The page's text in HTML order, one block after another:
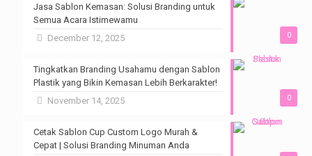
0
Jasa Sablon Kemasan: Solusi Branding untuk
Semua Acara Istimewamu
December 12, 2025
0
Tingkatkan Branding Usahamu dengan Sablon
Plastik yang Bikin Kemasan Lebih Berkarakter!
November 14, 2025
Cetak Sablon Cup Custom Logo Murah &
Cepat | Solusi Branding Minuman Anda